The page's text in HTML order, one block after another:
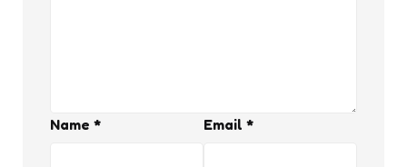
Name * Email *